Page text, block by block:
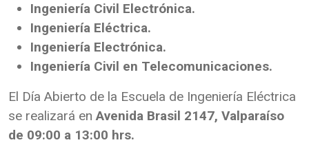
Ingeniería Civil Electrónica.
Ingeniería Eléctrica.
Ingeniería Electrónica.
Ingeniería Civil en Telecomunicaciones.
El Día Abierto de la Escuela de Ingeniería Eléctrica
se realizará enAvenida Brasil 2147, Valparaíso
de 09:00 a 13:00 hrs.